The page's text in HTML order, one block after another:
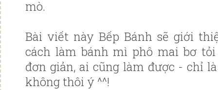
mò.
Bài viết này Bếp Bánh sẽ giới
cách làm bánh mì phô mai bơ
đơn giản, ai cũng làm được - chỉ
không thôi ý ^^!